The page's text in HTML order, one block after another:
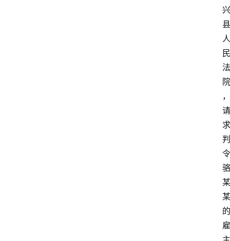
兴
县
人
民
法
院
，
请
求
判
令
骆
某
某
的
雇